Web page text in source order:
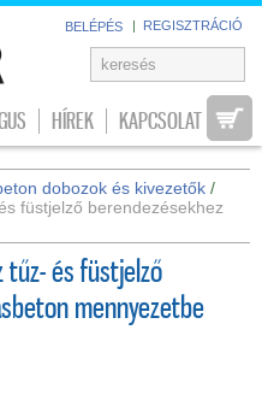
BELÉPÉS | REGISZTRÁCIÓ
HÍREK KAPCSOLAT
dobozok és kivezetők /
füstjelző berendezésekhez
tűz- és füstjelző
mennyezetbe